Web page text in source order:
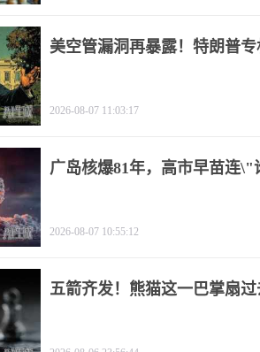
美空管漏洞再暴露！特朗普
2026-08-07 11:03:17
广岛核爆81年，高市早苗连\"
2026-08-07 10:55:12
五箭齐发！熊猫这一巴掌扇